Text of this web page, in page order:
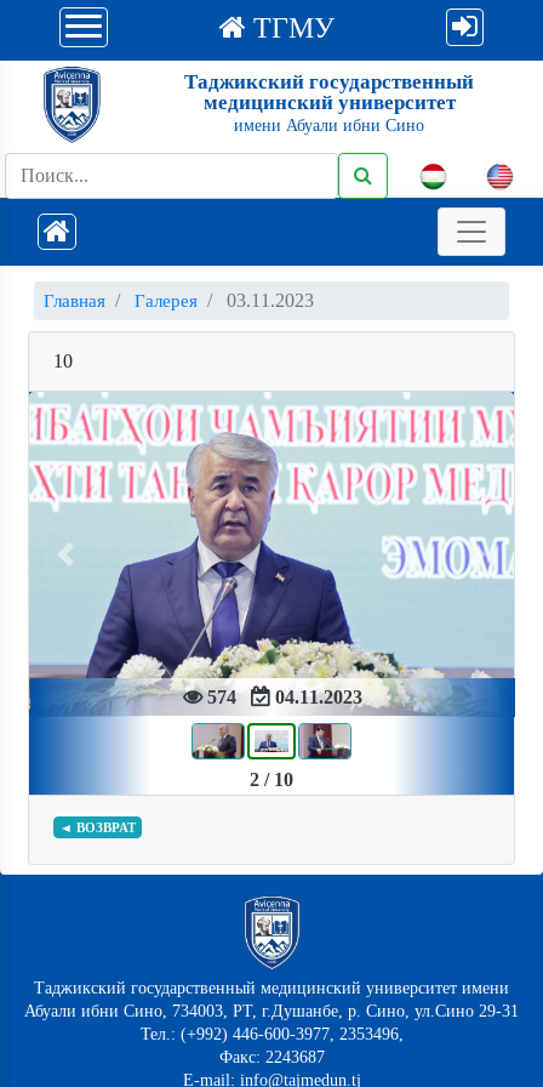
ТГМУ
Таджикский государственный
медицинский университет
имени Абуали ибни Сино
Главная Галерея 03.11.2023
10
574 04.11.2023
Previous Next
2 / 10
◄ ВОЗВРАТ
Таджикский государственный медицинский университет имени
Абуали ибни Сино, 734003, РТ, г.Душанбе, р. Сино, ул.Сино 29-31
Тел.: (+992) 446-600-3977, 2353496,
Факс: 2243687
E-mail: info@tajmedun.tj